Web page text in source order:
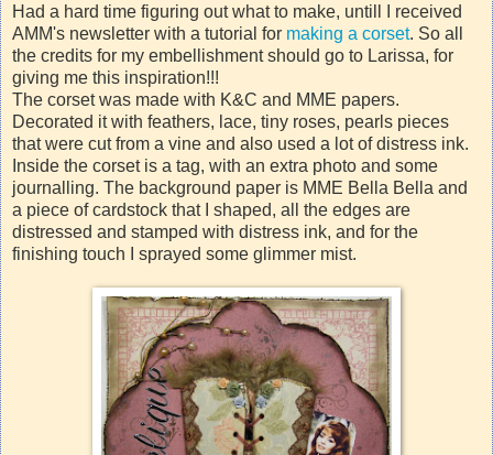
Had a hard time figuring out what to make, untill I received
AMM's newsletter with a tutorial for making a corset. So all
the credits for my embellishment should go to Larissa, for
giving me this inspiration!!!
The corset was made with K&C and MME papers.
Decorated it with feathers, lace, tiny roses, pearls pieces
that were cut from a vine and also used a lot of distress ink.
Inside the corset is a tag, with an extra photo and some
journalling. The background paper is MME Bella Bella and
a piece of cardstock that I shaped, all the edges are
distressed and stamped with distress ink, and for the
finishing touch I sprayed some glimmer mist.